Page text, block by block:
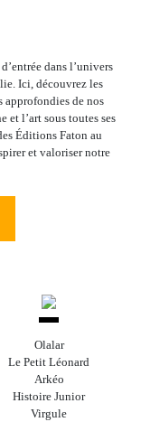
dans l’univers
Ici, découvrez les
approfondies de nos
et l’art sous toutes ses
Éditions Faton au
et valoriser notre
Olalar
Le Petit Léonard
Arkéo
Histoire Junior
Virgule